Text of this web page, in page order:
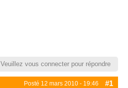
Veuillez vous connecter pour répondre
Posté 12 mars 2010 - 19:46 #1